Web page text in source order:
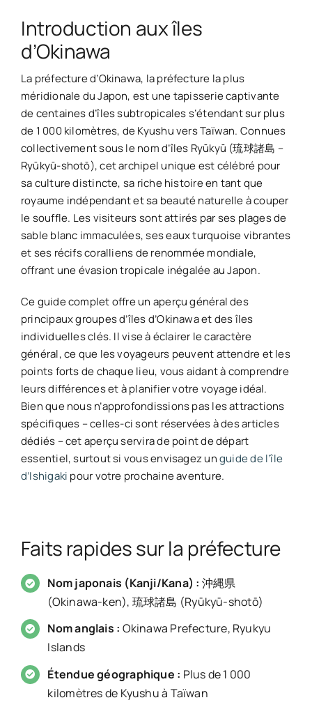
Introduction aux îles
d’Okinawa
La préfecture d’Okinawa, la préfecture la plus
méridionale du Japon, est une tapisserie captivante
de centaines d’îles subtropicales s’étendant sur plus
de 1 000 kilomètres, de Kyushu vers Taïwan. Connues
collectivement sous le nom d’îles Ryūkyū (琉球諸島 –
Ryūkyū-shotō), cet archipel unique est célébré pour
sa culture distincte, sa riche histoire en tant que
royaume indépendant et sa beauté naturelle à couper
le souffle. Les visiteurs sont attirés par ses plages de
sable blanc immaculées, ses eaux turquoise vibrantes
et ses récifs coralliens de renommée mondiale,
offrant une évasion tropicale inégalée au Japon.
Ce guide complet offre un aperçu général des
principaux groupes d’îles d’Okinawa et des îles
individuelles clés. Il vise à éclairer le caractère
général, ce que les voyageurs peuvent attendre et les
points forts de chaque lieu, vous aidant à comprendre
leurs différences et à planifier votre voyage idéal.
Bien que nous n’approfondissions pas les attractions
spécifiques – celles-ci sont réservées à des articles
dédiés – cet aperçu servira de point de départ
essentiel, surtout si vous envisagez unguide de l’île
d’Ishigaki pour votre prochaine aventure.
Faits rapides sur la préfecture
Nom japonais (Kanji/Kana) : 沖縄県
(Okinawa-ken), 琉球諸島 (Ryūkyū-shotō)
Nom anglais : Okinawa Prefecture, Ryukyu
Islands
Étendue géographique : Plus de 1 000
kilomètres de Kyushu à Taïwan